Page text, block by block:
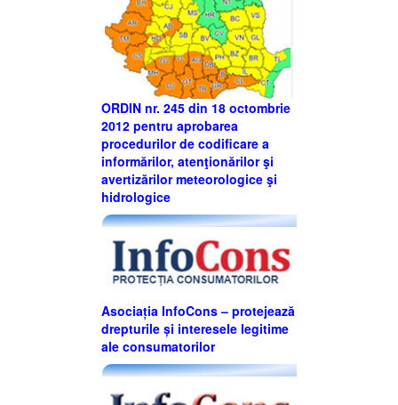
ORDIN nr. 245 din 18 octombrie
2012 pentru aprobarea
procedurilor de codificare a
informărilor, atenţionărilor şi
avertizărilor meteorologice şi
hidrologice
Asociația InfoCons – protejează
drepturile și interesele legitime
ale consumatorilor